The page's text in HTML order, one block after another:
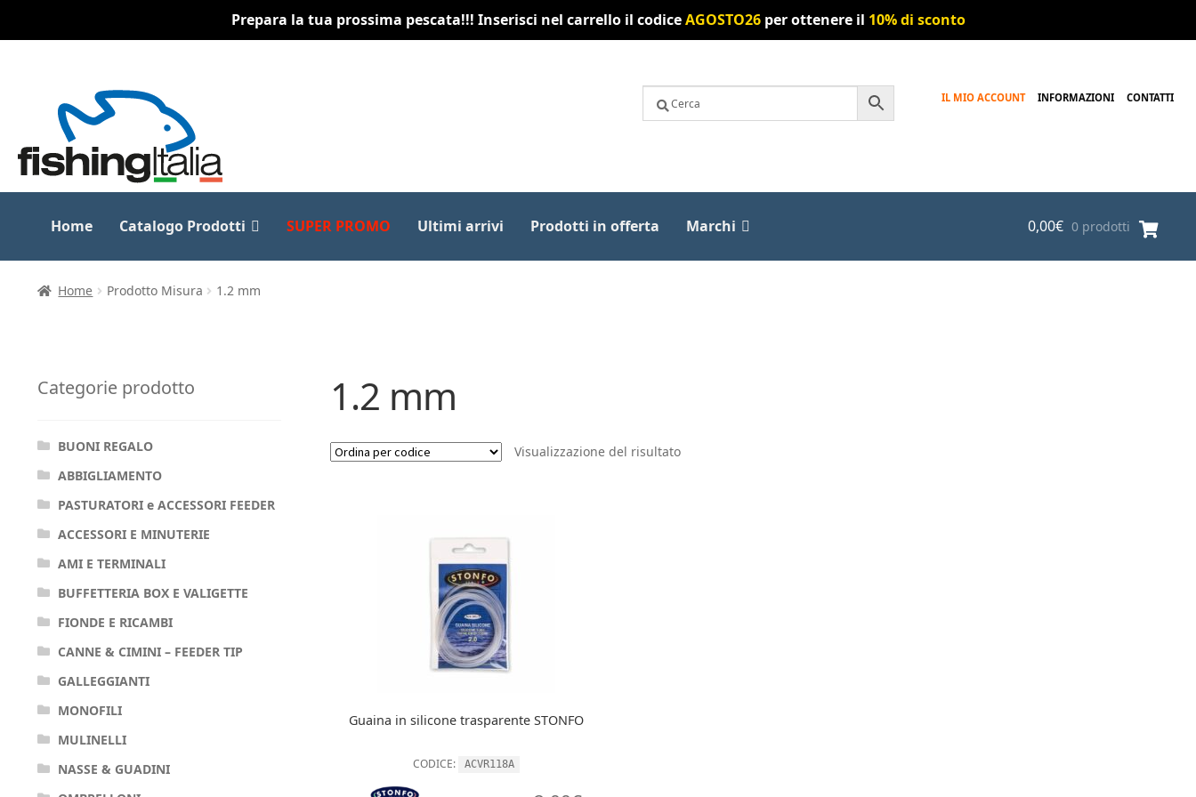
Prepara la tua prossima pescata!!! Inserisci nel carrello il codiceAGOSTO26per ottenere il 10% di sconto
navigazione
contenuto
IL MIO ACCOUNT INFORMAZIONI CONTATTI
Home Catalogo Prodotti SUPER PROMO Ultimi arrivi Prodotti in offerta Marchi 0,00€ 0 prodotti
Home Prodotto Misura 1.2 mm
1.2 mm
Visualizzazione del risultato
Guaina in silicone trasparente STONFO
CODICE: ACVR118A
Categorie prodotto
BUONI REGALO
ABBIGLIAMENTO
PASTURATORI e ACCESSORI FEEDER
ACCESSORI E MINUTERIE
AMI E TERMINALI
BUFFETTERIA BOX E VALIGETTE
FIONDE E RICAMBI
CANNE & CIMINI – FEEDER TIP
GALLEGGIANTI
MONOFILI
MULINELLI
NASSE & GUADINI